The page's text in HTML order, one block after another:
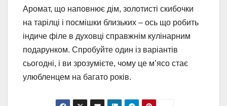
Аромат, що наповнює дім, золотисті скибочки
на тарілці і посмішки близьких – ось що робить
індиче філе в духовці справжнім кулінарним
подарунком. Спробуйте один із варіантів
сьогодні, і ви зрозумієте, чому це м’ясо стає
улюбленцем на багато років.